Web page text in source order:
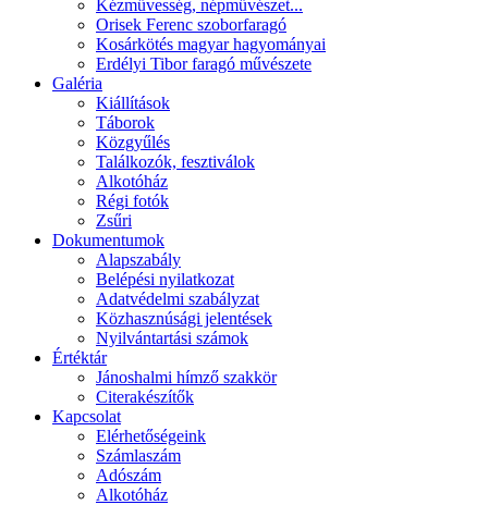
Kézművesség, népművészet...
Orisek Ferenc szoborfaragó
Kosárkötés magyar hagyományai
Erdélyi Tibor faragó művészete
Galéria
Kiállítások
Táborok
Közgyűlés
Találkozók, fesztiválok
Alkotóház
Régi fotók
Zsűri
Dokumentumok
Alapszabály
Belépési nyilatkozat
Adatvédelmi szabályzat
Közhasznúsági jelentések
Nyilvántartási számok
Értéktár
Jánoshalmi hímző szakkör
Citerakészítők
Kapcsolat
Elérhetőségeink
Számlaszám
Adószám
Alkotóház